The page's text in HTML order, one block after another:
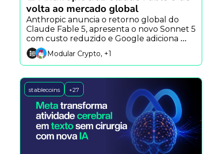
volta ao mercado global
Anthropic anuncia o retorno global do
Claude Fable 5, apresenta o novo Sonnet 5
com custo reduzido e Google adiciona
resumos em vídeo ao NotebookLM.
Modular Crypto, +1
stablecoins +27